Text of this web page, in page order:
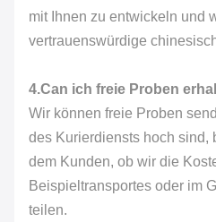
mit Ihnen zu entwickeln und
vertrauenswürdige
4.Can ich freie Proben
Wir können freie Proben
des Kurierdiensts hoch sind,
dem Kunden, ob wir die
Beispieltransportes oder im
teilen.